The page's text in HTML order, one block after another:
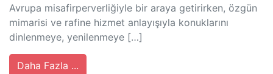
Avrupa misafirperverliğiyle bir araya getirirken, özgün
mimarisi ve rafine hizmet anlayışıyla konuklarını
dinlenmeye, yenilenmeye […]
Daha Fazla ...